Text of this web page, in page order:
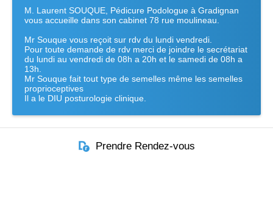
M. Laurent SOUQUE, Pédicure Podologue à Gradignan
vous accueille dans son cabinet 78 rue moulineau.
Mr Souque vous reçoit sur rdv du lundi vendredi.
Pour toute demande de rdv merci de joindre le secrétariat
du lundi au vendredi de 08h a 20h et le samedi de 08h a
13h.
Mr Souque fait tout type de semelles même les semelles
proprioceptives
Il a le DIU posturologie clinique.
Prendre Rendez-vous